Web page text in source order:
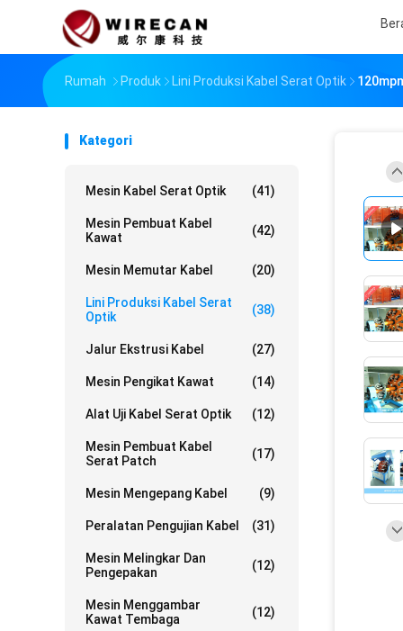
Rumah Produk Lini Produksi Kabel Serat Optik
Kategori
Mesin Kabel Serat Optik (41)
Mesin Pembuat Kabel
Kawat
(42)
Mesin Memutar Kabel (20)
Lini Produksi Kabel Serat
Optik
(38)
Jalur Ekstrusi Kabel (27)
Mesin Pengikat Kawat (14)
Alat Uji Kabel Serat Optik (12)
Mesin Pembuat Kabel
Serat Patch
(17)
Mesin Mengepang Kabel (9)
Peralatan Pengujian Kabel (31)
Mesin Melingkar Dan
Pengepakan
(12)
Mesin Menggambar
Kawat Tembaga
(12)